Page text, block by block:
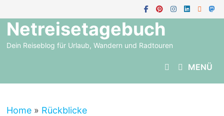
Inhalt
springen
Netreisetagebuch
Dein Reiseblog für Urlaub, Wandern und Radtouren
MENÜ
Home » Rückblicke